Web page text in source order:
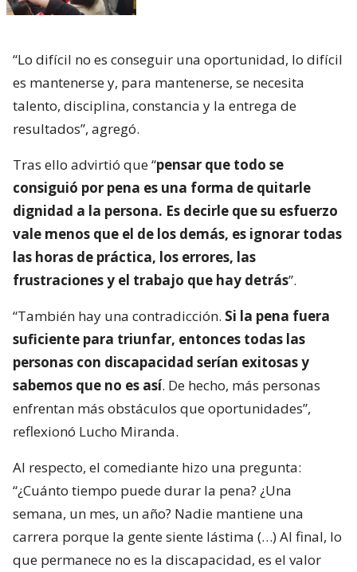
“Lo difícil no es conseguir una oportunidad, lo difícil
es mantenerse y, para mantenerse, se necesita
talento, disciplina, constancia y la entrega de
resultados”, agregó.
Tras ello advirtió que “pensar que todo se
consiguió por pena es una forma de quitarle
dignidad a la persona. Es decirle que su esfuerzo
vale menos que el de los demás, es ignorar todas
las horas de práctica, los errores, las
frustraciones y el trabajo que hay detrás”.
“También hay una contradicción. Si la pena fuera
suficiente para triunfar, entonces todas las
personas con discapacidad serían exitosas y
sabemos que no es así. De hecho, más personas
enfrentan más obstáculos que oportunidades”,
reflexionó Lucho Miranda.
Al respecto, el comediante hizo una pregunta:
“¿Cuánto tiempo puede durar la pena? ¿Una
semana, un mes, un año? Nadie mantiene una
carrera porque la gente siente lástima (…) Al final, lo
que permanece no es la discapacidad, es el valor